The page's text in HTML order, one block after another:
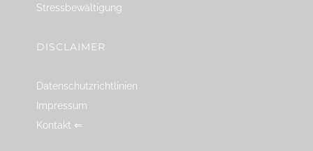
Stressbewältigung
DISCLAIMER
Datenschutzrichtlinien
Impressum
Kontakt ⇐